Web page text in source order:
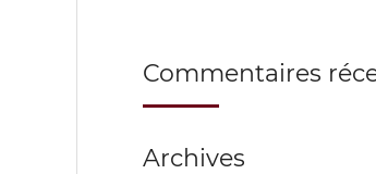
:Commentaires
Archives